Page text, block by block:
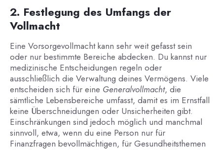
2. Festlegung des Umfangs der
Vollmacht
Eine Vorsorgevollmacht kann sehr weit gefasst sein
oder nur bestimmte Bereiche abdecken. Du kannst nur
medizinische Entscheidungen regeln oder
ausschließlich die Verwaltung deines Vermögens. Viele
entscheiden sich für eine Generalvollmacht, die
sämtliche Lebensbereiche umfasst, damit es im Ernstfall
keine Überschneidungen oder Unsicherheiten gibt.
Einschränkungen sind jedoch möglich und manchmal
sinnvoll, etwa, wenn du eine Person nur für
Finanzfragen bevollmächtigen, für Gesundheitsthemen